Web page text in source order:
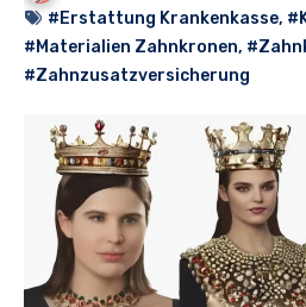
#Erstattung Krankenkasse,
#Materialien Zahnkronen,
#Zahnzusatzversicherung